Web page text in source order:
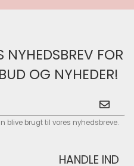
NYHEDSBREV FOR
OG NYHEDER!
blive brugt til vores nyhedsbreve.
HANDLE IND